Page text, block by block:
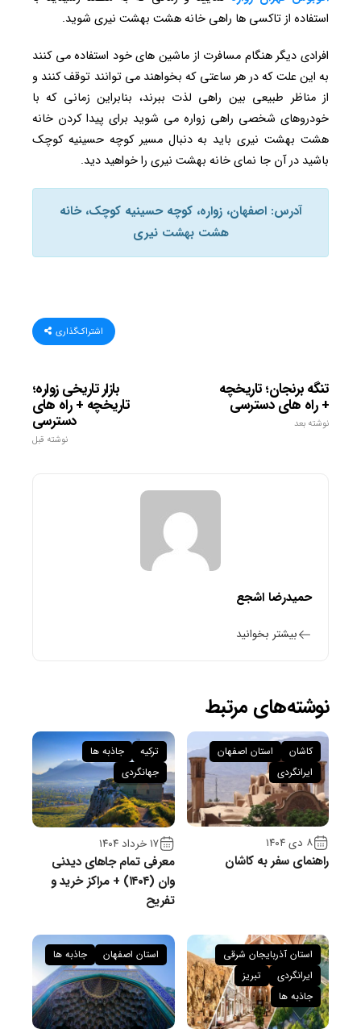
استفاده از تاکسی ها راهی خانه هشت بهشت نیری شوید.
افرادی دیگر هنگام مسافرت از ماشین های خود استفاده می کنند
به این علت که در هر ساعتی که بخواهند می توانند توقف کنند و
از مناظر طبیعی بین راهی لذت ببرند، بنابراین زمانی که با
خودروهای شخصی راهی زواره می شوید برای پیدا کردن خانه
هشت بهشت نیری باید به دنبال مسیر کوچه حسینیه کوچک
باشید در آن جا نمای خانه بهشت نیری را خواهید دید.
آدرس: اصفهان، زواره، کوچه حسینیه کوچک، خانه
هشت بهشت نیری
اشتراک‌گذاری
بازار تاریخی زواره؛
تاریخچه + راه های
دسترسی
نوشته قبل
تنگه برنجان؛ تاریخچه
+ راه های دسترسی
نوشته بعد
حمیدرضا اشجع
بیشتر بخوانید
نوشته‌های مرتبط
۸ دی ۱۴۰۴
راهنمای سفر به کاشان
کاشان
استان اصفهان
ایرانگردی
۱۷ خرداد ۱۴۰۴
معرفی تمام جاهای دیدنی
وان (۱۴۰۴) + مراکز خرید و
تفریح
ترکیه
جاذبه ها
جهانگردی
استان آذربایجان شرقی
ایرانگردی
تبریز
جاذبه ها
استان اصفهان جاذبه ها